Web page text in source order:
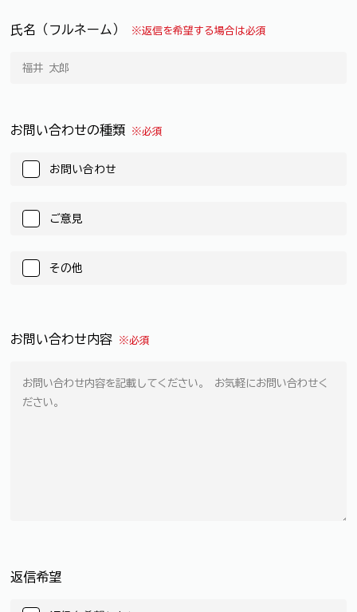
氏名（フルネーム） ※返信を希望する場合は必須
お問い合わせの種類 ※必須
お問い合わせ
ご意見
その他
お問い合わせ内容 ※必須
返信希望